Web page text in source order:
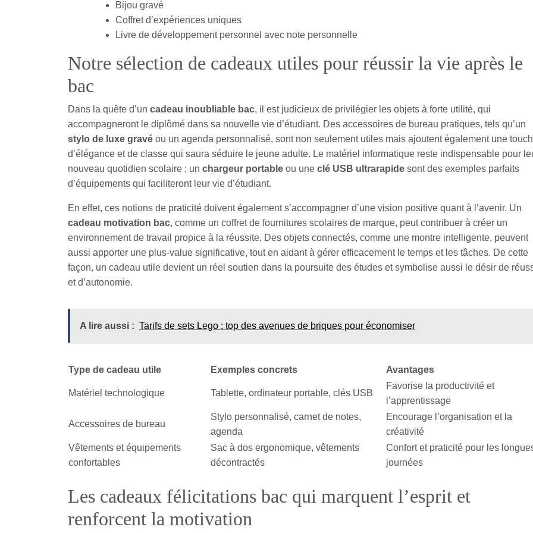
Bijou gravé
Coffret d’expériences uniques
Livre de développement personnel avec note personnelle
Notre sélection de cadeaux utiles pour réussir la vie après le
bac
Dans la quête d’un cadeau inoubliable bac, il est judicieux de privilégier les objets à forte utilité, qui
accompagneront le diplômé dans sa nouvelle vie d’étudiant. Des accessoires de bureau pratiques, tels qu’un
stylo de luxe gravé ou un agenda personnalisé, sont non seulement utiles mais ajoutent également une
d’élégance et de classe qui saura séduire le jeune adulte. Le matériel informatique reste indispensable pour
nouveau quotidien scolaire ; un chargeur portable ou une clé USB ultrarapide sont des exemples parfaits
d’équipements qui faciliteront leur vie d’étudiant.
En effet, ces notions de praticité doivent également s’accompagner d’une vision positive quant à l’avenir. Un
cadeau motivation bac, comme un coffret de fournitures scolaires de marque, peut contribuer à créer un
environnement de travail propice à la réussite. Des objets connectés, comme une montre intelligente, peuvent
aussi apporter une plus-value significative, tout en aidant à gérer efficacement le temps et les tâches. De cette
façon, un cadeau utile devient un réel soutien dans la poursuite des études et symbolise aussi le désir de
et d’autonomie.
A lire aussi : Tarifs de sets Lego : top des avenues de briques pour économiser
Type de cadeau utile Exemples concrets Avantages
Matériel technologique Tablette, ordinateur portable, clés USB
Favorise la productivité et
l’apprentissage
Accessoires de bureau
Stylo personnalisé, carnet de notes,
agenda
Encourage l’organisation et la
créativité
Vêtements et équipements
confortables
Sac à dos ergonomique, vêtements
décontractés
Confort et praticité pour les
journées
Les cadeaux félicitations bac qui marquent l’esprit et
renforcent la motivation